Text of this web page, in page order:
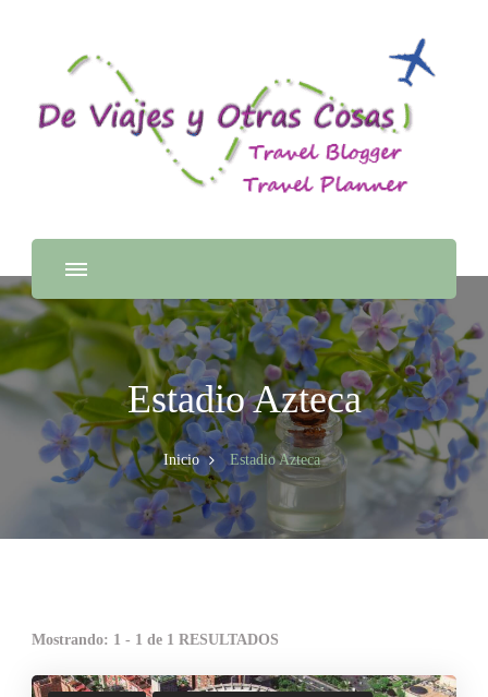
Estadio Azteca
Inicio Estadio Azteca
Mostrando: 1 - 1 de 1 RESULTADOS